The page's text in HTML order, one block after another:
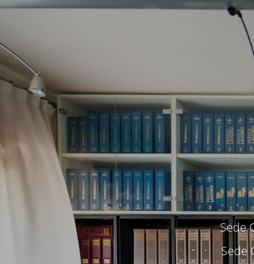
Sede
Sede